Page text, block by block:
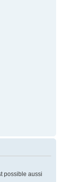
possible aussi